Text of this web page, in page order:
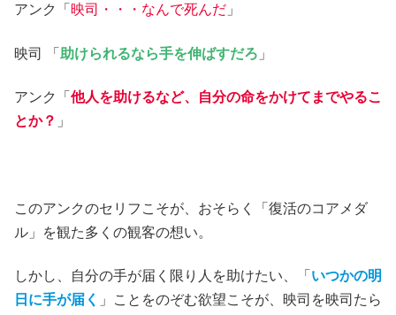
アンク「 映司・・・なんで死んだ 」
映司 「 助けられるなら手を伸ばすだろ 」
アンク「 他人を助けるなど、自分の命をかけてまでやるこ
とか？ 」
このアンクのセリフこそが、おそらく「復活のコアメダ
ル」を観た多くの観客の想い。
しかし、自分の手が届く限り人を助けたい、「 いつかの明
日に手が届く
」ことをのぞむ欲望こそが、映司を映司たら